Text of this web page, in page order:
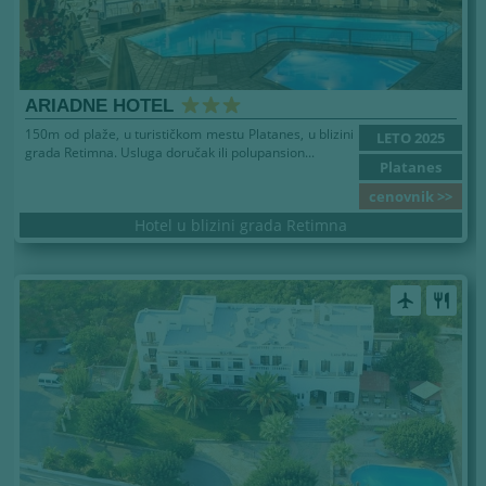
ARIADNE HOTEL
LETO 2025
Platanes
cenovnik >>
150m od plaže, u turističkom mestu Platanes, u blizini
grada Retimna. Usluga doručak ili polupansion...
Hotel u blizini grada Retimna
airplanemode_active restaurant